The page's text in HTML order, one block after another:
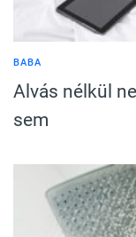
BABA
Alvás nélkül
sem